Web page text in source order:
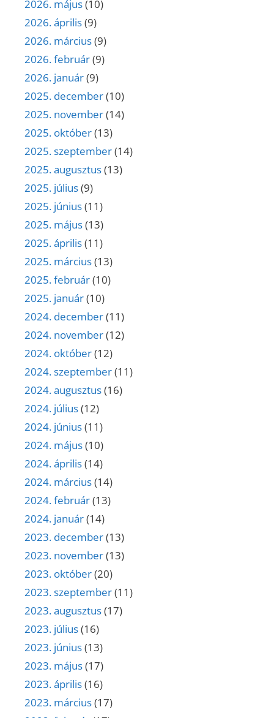
2026. május(10)
2026. április(9)
2026. március(9)
2026. február(9)
2026. január(9)
2025. december(10)
2025. november(14)
2025. október(13)
2025. szeptember(14)
2025. augusztus(13)
2025. július(9)
2025. június(11)
2025. május(13)
2025. április(11)
2025. március(13)
2025. február(10)
2025. január(10)
2024. december(11)
2024. november(12)
2024. október(12)
2024. szeptember(11)
2024. augusztus(16)
2024. július(12)
2024. június(11)
2024. május(10)
2024. április(14)
2024. március(14)
2024. február(13)
2024. január(14)
2023. december(13)
2023. november(13)
2023. október(20)
2023. szeptember(11)
2023. augusztus(17)
2023. július(16)
2023. június(13)
2023. május(17)
2023. április(16)
2023. március(17)